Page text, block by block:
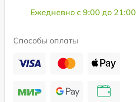
Ежедневно с 9:00 до 21:00
Способы оплаты